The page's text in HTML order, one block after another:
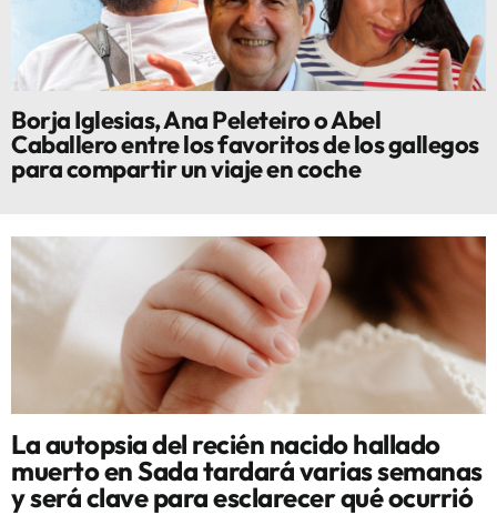
Borja Iglesias, Ana Peleteiro o Abel
Caballero entre los favoritos de los gallegos
para compartir un viaje en coche
La autopsia del recién nacido hallado
muerto en Sada tardará varias semanas
y será clave para esclarecer qué ocurrió